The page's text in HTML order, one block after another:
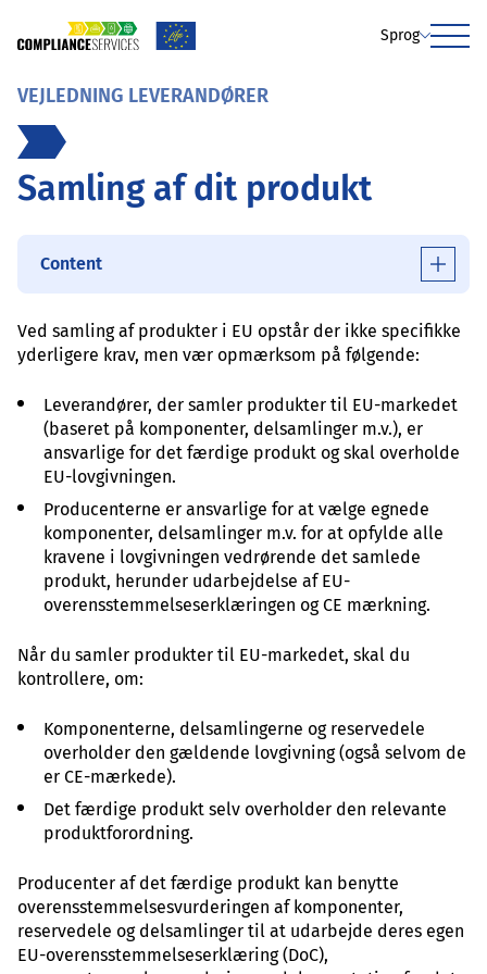
Sprog
Menu
VEJLEDNING LEVERANDØRER
Samling af dit produkt
Content
Ved samling af produkter i EU opstår der ikke specifikke
yderligere krav, men vær opmærksom på følgende:
Leverandører, der samler produkter til EU-markedet
(baseret på komponenter, delsamlinger m.v.), er
ansvarlige for det færdige produkt og skal overholde
EU-lovgivningen.
Producenterne er ansvarlige for at vælge egnede
komponenter, delsamlinger m.v. for at opfylde alle
kravene i lovgivningen vedrørende det samlede
produkt, herunder udarbejdelse af EU-
overensstemmelseserklæringen og CE mærkning.
Når du samler produkter til EU-markedet, skal du
kontrollere, om:
Komponenterne, delsamlingerne og reservedele
overholder den gældende lovgivning (også selvom de
er CE-mærkede).
Det færdige produkt selv overholder den relevante
produktforordning.
Producenter af det færdige produkt kan benytte
overensstemmelsesvurderingen af komponenter,
reservedele og delsamlinger til at udarbejde deres egen
EU-overensstemmelseserklæring (DoC),